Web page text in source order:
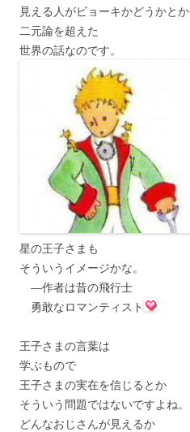
見える人がビョーキかどうかとか
二元論を超えた
世界の話なのです。
星の王子さまも
そういうイメージかな。
―作者は昔の飛行士
勇敢なロマンティスト
王子さまの言葉は
学ぶもので
王子さまの実在を信じるとか
そういう問題ではないですよね。
どんなおじさんが見えるか